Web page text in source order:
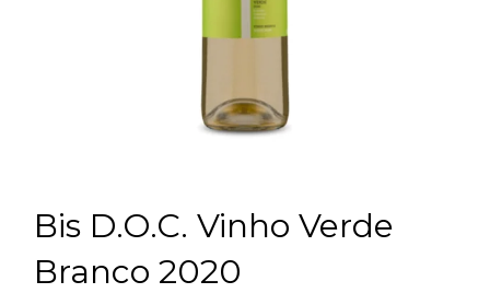
Bis D.O.C. Vinho Verde
Branco 2020